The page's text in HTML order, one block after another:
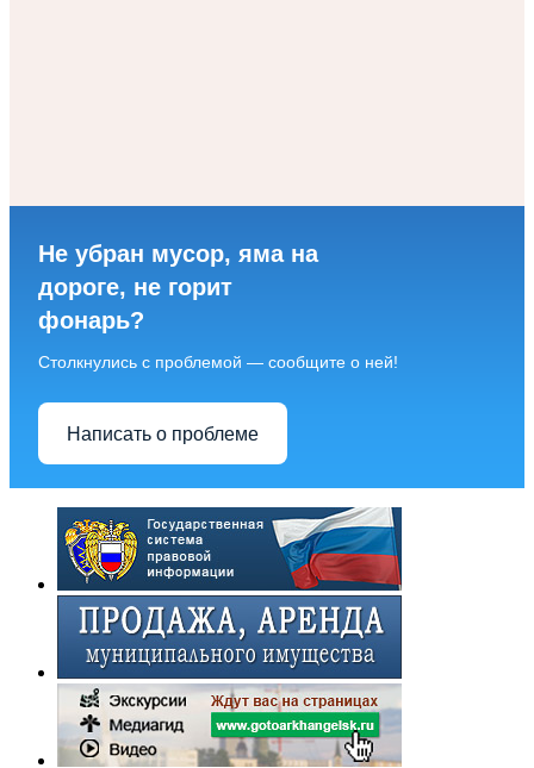
Не убран мусор, яма на
дороге, не горит
фонарь?
Столкнулись с проблемой — сообщите о ней!
Написать о проблеме